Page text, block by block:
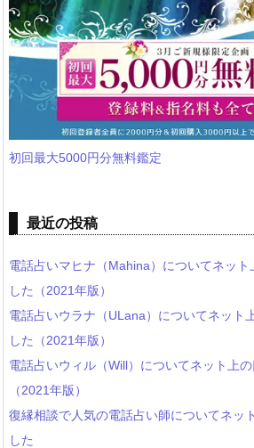
初回最大5000円分無料鑑定
最近の投稿
電話占いマヒナ（Mahina）についてネット
した（2021年版）
電話占いウラナ（ULana）についてネット
した（2021年版）
電話占いウィル（Will）についてネット上
（2021年版）
復縁相談で人気の電話占い師についてネッ
した